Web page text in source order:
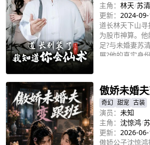
主角： 林天/苏
更新： 2024-
道长林天下山
为股市神算。
足?与未婚妻苏
展?他的真实身
傲娇未婚
奇幻 甜宠 古装
演员： 未知
主角： 沈惊鸿/
更新： 2026-
傲娇公子沈惊